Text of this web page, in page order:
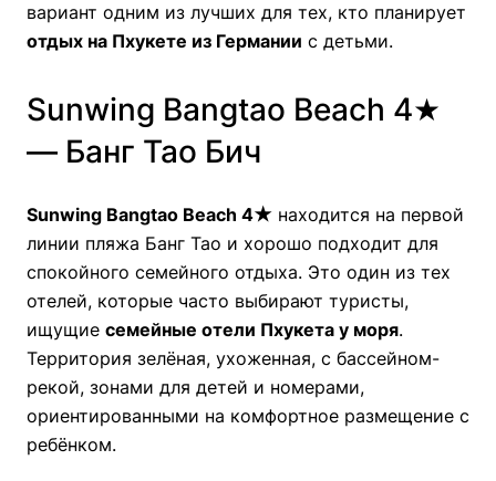
вариант одним из лучших для тех, кто планирует
отдых на Пхукете из Германии с детьми.
Sunwing Bangtao Beach 4★
— Банг Тао Бич
Sunwing Bangtao Beach 4★ находится на первой
линии пляжа Банг Тао и хорошо подходит для
спокойного семейного отдыха. Это один из тех
отелей, которые часто выбирают туристы,
ищущие семейные отели Пхукета у моря.
Территория зелёная, ухоженная, с бассейном-
рекой, зонами для детей и номерами,
ориентированными на комфортное размещение с
ребёнком.